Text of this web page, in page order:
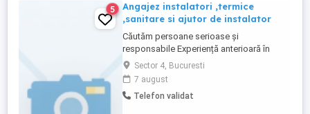
5
Angajez instalatori ,termice
,sanitare si ajutor de instalator
Căutăm persoane serioase și
responsabile Experiență anterioară în
domeniu permis de conducere (nu
constituie un dezavantaj cel ce nu are)
Mediu civilizat de lucru Salariul se
negociază în funcție de implicarea și
Sector 4, Bucuresti
7 august
Telefon validat